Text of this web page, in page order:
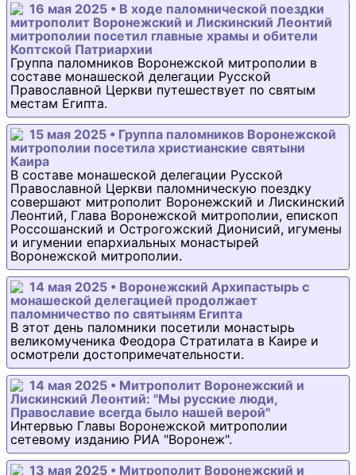
16 мая 2025 • В ходе паломнической поездки
митрополит Воронежский и Лискинский Леонтий
митрополии посетил главные храмы и обители
Коптской Патриархии
Группа паломников Воронежской митрополии в
составе монашеской делегации Русской
Православной Церкви путешествует по святым
местам Египта.
15 мая 2025 • Группа паломников Воронежской
митрополии посетила христианские святыни
Каира
В составе монашеской делегации Русской
Православной Церкви паломническую поездку
совершают митрополит Воронежский и Лискинский
Леонтий, Глава Воронежской митрополии, епископ
Россошанский и Острогожский Дионисий, игумены
и игумении епархиальных монастырей
Воронежской митрополии.
14 мая 2025 • Воронежский Архипастырь с
монашеской делегацией продолжает
паломничество по святыням Египта
В этот день паломники посетили монастырь
великомученика Феодора Стратилата в Каире и
осмотрели достопримечательности.
14 мая 2025 • Митрополит Воронежский и
Лискинский Леонтий: "Мы русские люди,
Православие всегда было нашей верой"
Интервью Главы Воронежской митрополии
сетевому изданию РИА "Воронеж".
13 мая 2025 • Митрополит Воронежский и